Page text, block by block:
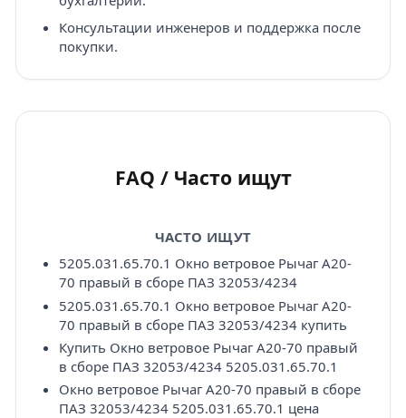
Консультации инженеров и поддержка после
покупки.
FAQ / Часто ищут
ЧАСТО ИЩУТ
5205.031.65.70.1 Окно ветровое Рычаг А20-
70 правый в сборе ПАЗ 32053/4234
5205.031.65.70.1 Окно ветровое Рычаг А20-
70 правый в сборе ПАЗ 32053/4234 купить
Купить Окно ветровое Рычаг А20-70 правый
в сборе ПАЗ 32053/4234 5205.031.65.70.1
Окно ветровое Рычаг А20-70 правый в сборе
ПАЗ 32053/4234 5205.031.65.70.1 цена